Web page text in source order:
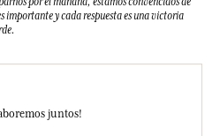
importante y cada respuesta es una victoria